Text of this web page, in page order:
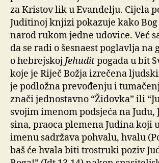
za Kristov lik u Evanđelju. Cijela
Juditinoj knjizi pokazuje kako Bog
narod rukom jedne udovice. Već
da se radi o šesnaest poglavlja na
o hebrejskoj Jehuditpogađa u bit
koje je Riječ Božja izrečena
je podložna prevođenju i
znači jednostavno “Židovka” ili
svojim imenom podsjeća na Judu,
sina, praoca plemena Judina koji
imenu sadržava pohvalu, hvalu
baš će hvala biti trostruki poziv